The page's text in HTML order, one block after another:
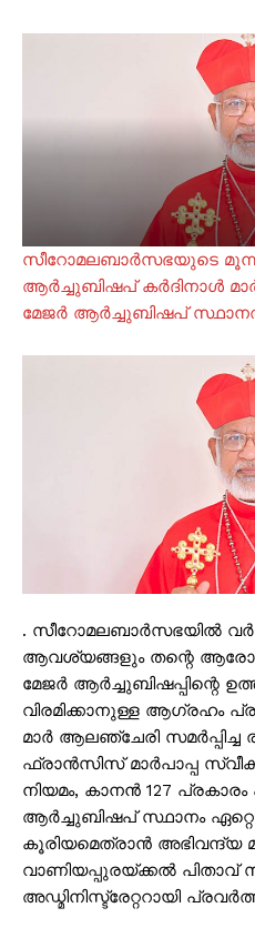
സീറോമലബാർസഭയുടെ
ആർച്ചുബിഷപ് കർദിനാൾ
മേജർ ആർച്ചുബിഷപ്
. സീറോമലബാർസഭയിൽ
ആവശ്യങ്ങളും തന്റെ
മേജർ ആർച്ചുബിഷപ്പിന്റെ
വിരമിക്കാനുള്ള ആഗ്രഹം
മാർ ആലഞ്ചേരി സമർപ്പിച്ച
ഫ്രാൻസിസ് മാർപാപ്പ
നിയമം, കാനൻ 127
ആർച്ചുബിഷപ് സ്ഥാനം
കൂരിയമെത്രാൻ അഭിവന്ദ്യ
വാണിയപ്പുരയ്ക്കൽ
അഡ്മിനിസ്ട്രേറ്ററായി